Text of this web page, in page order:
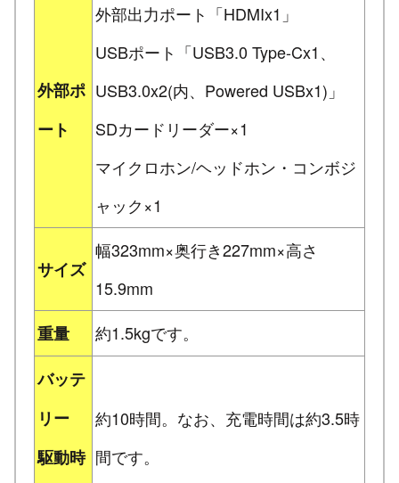
外部ポ
ート
外部出力ポート「HDMIx1」
USBポート「USB3.0 Type-Cx1、
USB3.0x2(内、Powered USBx1)」
SDカードリーダー×1
マイクロホン/ヘッドホン・コンボジ
ャック×1
サイズ
幅323mm×奥行き227mm×高さ
15.9mm
重量
約1.5kgです。
バッテ
リー
駆動時
約10時間。なお、充電時間は約3.5時
間です。